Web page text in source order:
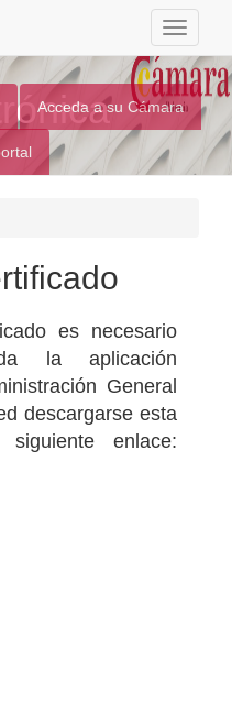
Toggle
Acceda a su Cámara
es necesario
la aplicación
General
descargarse esta
enlace: